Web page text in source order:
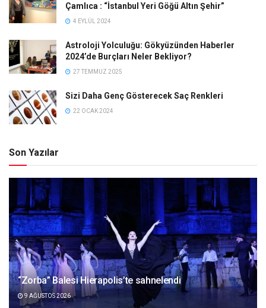
Çamlıca : “İstanbul Yeri Göğü Altın Şehir”
4 EYLÜL 2024
Astroloji Yolculuğu: Gökyüzünden Haberler
2024’de Burçları Neler Bekliyor?
27 TEMMUZ 2025
Sizi Daha Genç Gösterecek Saç Renkleri
22 OCAK 2024
Son Yazılar
“Zorba” Balesi Hierapolis’te sahnelendi
9 AĞUSTOS 2026